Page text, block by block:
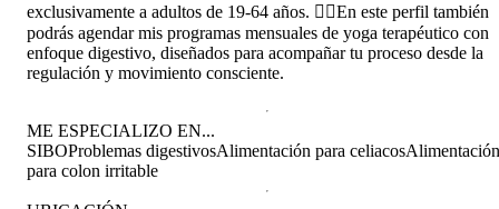
exclusivamente a adultos de 19-64 años. 🧘‍♀️En este perfil también
podrás agendar mis programas mensuales de yoga terapéutico con
enfoque digestivo, diseñados para acompañar tu proceso desde la
regulación y movimiento consciente.
ME ESPECIALIZO EN...
SIBOProblemas digestivosAlimentación para celiacosAlimentación
para colon irritable